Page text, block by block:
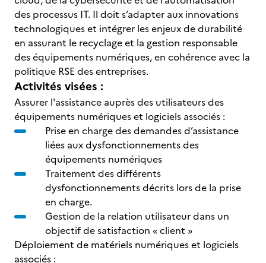
des processus IT. Il doit s’adapter aux innovations
technologiques et intégrer les enjeux de durabilité
en assurant le recyclage et la gestion responsable
des équipements numériques, en cohérence avec la
politique RSE des entreprises.
Activités visées :
Assurer l'assistance auprès des utilisateurs des
équipements numériques et logiciels associés :
Prise en charge des demandes d’assistance
liées aux dysfonctionnements des
équipements numériques
Traitement des différents
dysfonctionnements décrits lors de la prise
en charge.
Gestion de la relation utilisateur dans un
objectif de satisfaction « client »
Déploiement de matériels numériques et logiciels
associés :